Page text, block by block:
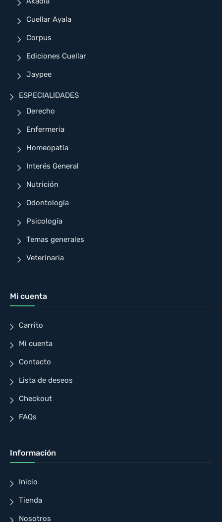
Cuellar Ayala
Corpus
Ediciones Cuellar
Jaypee
ESPECIALIDADES
Derecho
Enfermeria
Homeopatía
Interés General
Nutrición
Odontología
Psicología
Temas generales
Veterinaria
Mi cuenta
Carrito
Mi cuenta
Contacto
Lista de deseos
Checkout
FAQs
Información
Inicio
Tienda
Nosotros